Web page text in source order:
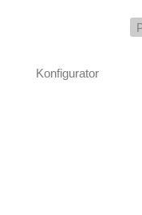
Konfigurator